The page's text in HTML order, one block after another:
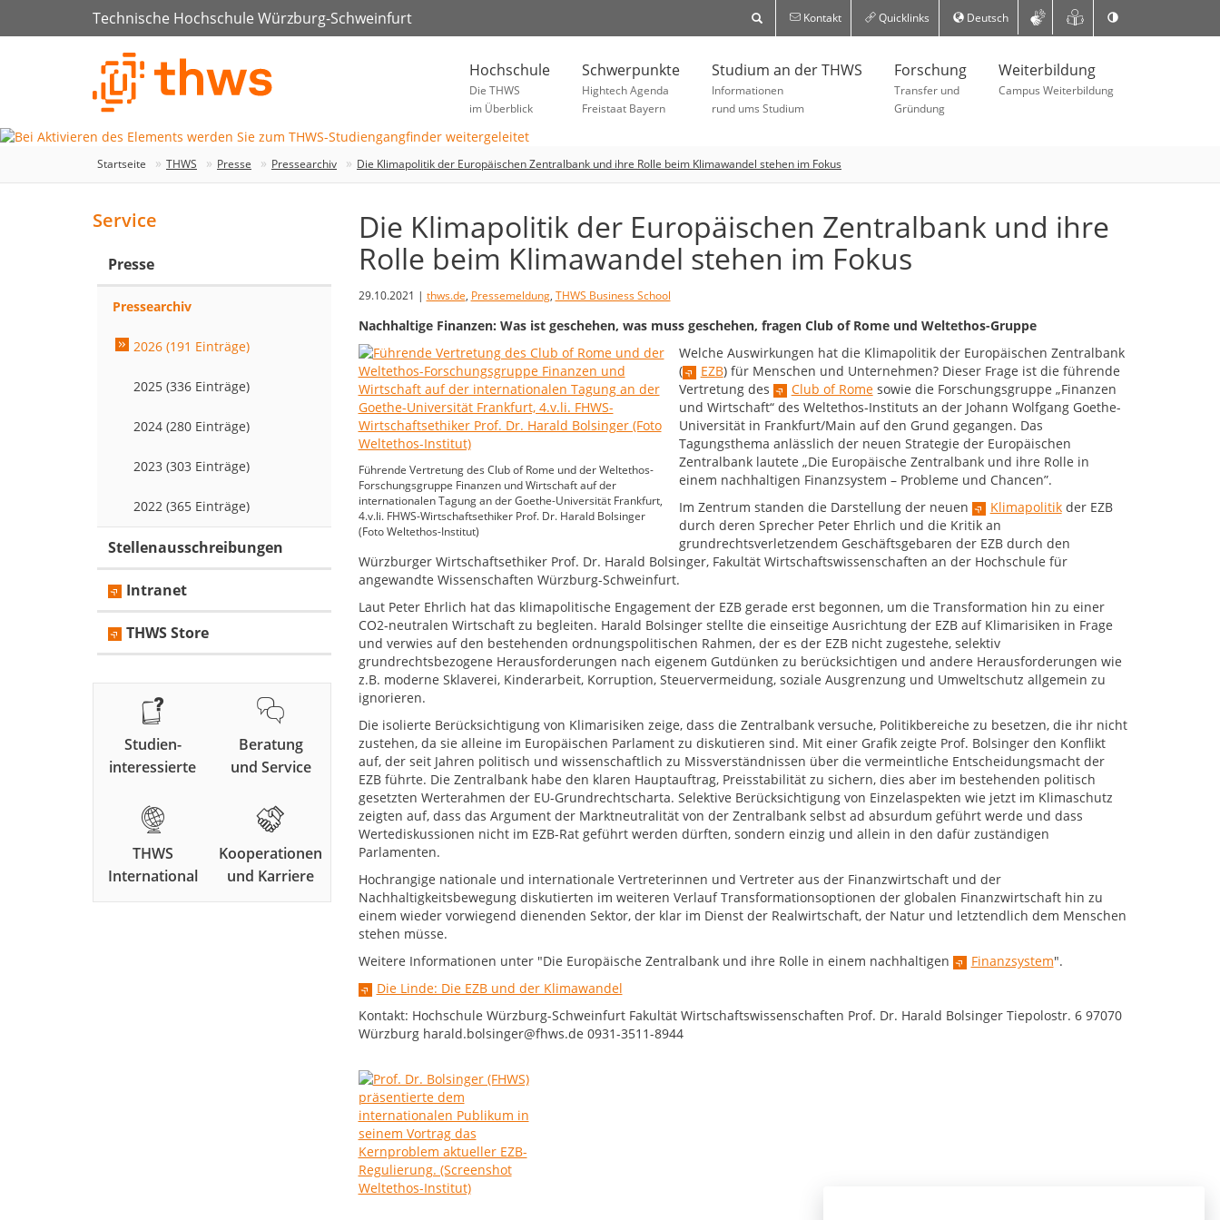
Technische Hochschule Würzburg-Schweinfurt Kontakt Quicklinks Deutsch
Hochschule
Die THWS
im Überblick
Schwerpunkte
Hightech Agenda
Freistaat Bayern
Studium an der THWS
Informationen
rund ums Studium
Forschung
Transfer und
Gründung
Weiterbildung
Campus Weiterbildung
Startseite THWS Presse Pressearchiv Die Klimapolitik der Europäischen Zentralbank und ihre Rolle beim Klimawandel stehen im Fokus
Die Klimapolitik der Europäischen Zentralbank und ihre
Rolle beim Klimawandel stehen im Fokus
29.10.2021 | thws.de, Pressemeldung, THWS Business School
Nachhaltige Finanzen: Was ist geschehen, was muss geschehen, fragen Club of Rome und Weltethos-Gruppe
Führende Vertretung des Club of Rome und der Weltethos-
Forschungsgruppe Finanzen und Wirtschaft auf der
internationalen Tagung an der Goethe-Universität Frankfurt,
4.v.li. FHWS-Wirtschaftsethiker Prof. Dr. Harald Bolsinger
(Foto Weltethos-Institut)
Welche Auswirkungen hat die Klimapolitik der Europäischen Zentralbank
(
EZB) für Menschen und Unternehmen? Dieser Frage ist die führende
Vertretung des
Club of Romesowie die Forschungsgruppe „Finanzen
und Wirtschaft“ des Weltethos-Instituts an der Johann Wolfgang Goethe-
Universität in Frankfurt/Main auf den Grund gegangen. Das
Tagungsthema anlässlich der neuen Strategie der Europäischen
Zentralbank lautete „Die Europäische Zentralbank und ihre Rolle in
einem nachhaltigen Finanzsystem – Probleme und Chancen”.
Im Zentrum standen die Darstellung der neuen
Klimapolitikder EZB
durch deren Sprecher Peter Ehrlich und die Kritik an
grundrechtsverletzendem Geschäftsgebaren der EZB durch den
Würzburger Wirtschaftsethiker Prof. Dr. Harald Bolsinger, Fakultät Wirtschaftswissenschaften an der Hochschule für
angewandte Wissenschaften Würzburg-Schweinfurt.
Laut Peter Ehrlich hat das klimapolitische Engagement der EZB gerade erst begonnen, um die Transformation hin zu einer
CO2-neutralen Wirtschaft zu begleiten. Harald Bolsinger stellte die einseitige Ausrichtung der EZB auf Klimarisiken in Frage
und verwies auf den bestehenden ordnungspolitischen Rahmen, der es der EZB nicht zugestehe, selektiv
grundrechtsbezogene Herausforderungen nach eigenem Gutdünken zu berücksichtigen und andere Herausforderungen wie
z.B. moderne Sklaverei, Kinderarbeit, Korruption, Steuervermeidung, soziale Ausgrenzung und Umweltschutz allgemein zu
ignorieren.
Die isolierte Berücksichtigung von Klimarisiken zeige, dass die Zentralbank versuche, Politikbereiche zu besetzen, die ihr nicht
zustehen, da sie alleine im Europäischen Parlament zu diskutieren sind. Mit einer Grafik zeigte Prof. Bolsinger den Konflikt
auf, der seit Jahren politisch und wissenschaftlich zu Missverständnissen über die vermeintliche Entscheidungsmacht der
EZB führte. Die Zentralbank habe den klaren Hauptauftrag, Preisstabilität zu sichern, dies aber im bestehenden politisch
gesetzten Werterahmen der EU-Grundrechtscharta. Selektive Berücksichtigung von Einzelaspekten wie jetzt im Klimaschutz
zeigten auf, dass das Argument der Marktneutralität von der Zentralbank selbst ad absurdum geführt werde und dass
Wertediskussionen nicht im EZB-Rat geführt werden dürften, sondern einzig und allein in den dafür zuständigen
Parlamenten.
Hochrangige nationale und internationale Vertreterinnen und Vertreter aus der Finanzwirtschaft und der
Nachhaltigkeitsbewegung diskutierten im weiteren Verlauf Transformationsoptionen der globalen Finanzwirtschaft hin zu
einem wieder vorwiegend dienenden Sektor, der klar im Dienst der Realwirtschaft, der Natur und letztendlich dem Menschen
stehen müsse.
Weitere Informationen unter "Die Europäische Zentralbank und ihre Rolle in einem nachhaltigen
Finanzsystem".
Die Linde: Die EZB und der Klimawandel
Kontakt: Hochschule Würzburg-Schweinfurt Fakultät Wirtschaftswissenschaften Prof. Dr. Harald Bolsinger Tiepolostr. 6 97070
Würzburg harald.bolsinger@fhws.de 0931-3511-8944
Service
Presse
Pressearchiv
2026 (191 Einträge)
2025 (336 Einträge)
2024 (280 Einträge)
2023 (303 Einträge)
2022 (365 Einträge)
Stellenausschreibungen
Intranet
THWS Store
Studien-
interessierte
Beratung
und Service
THWS
International
Kooperationen
und Karriere